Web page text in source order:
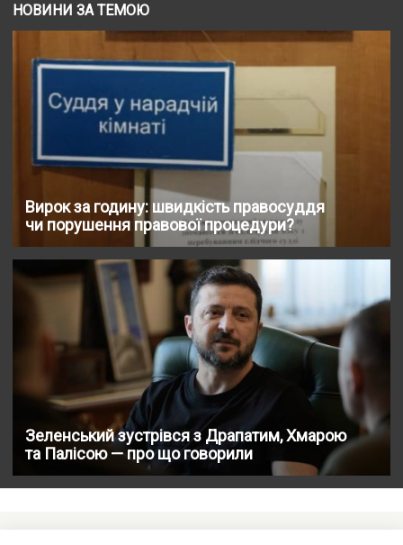
НОВИНИ ЗА ТЕМОЮ
Вирок за годину: швидкість правосуддя
чи порушення правової процедури?
Зеленський зустрівся з Драпатим, Хмарою
та Палісою — про що говорили